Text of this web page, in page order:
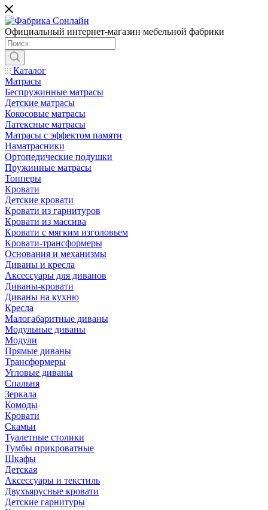
Официальный интернет-магазин мебельной фабрики
Каталог
Матрасы
Беспружинные матрасы
Детские матрасы
Кокосовые матрасы
Латексные матрасы
Матрасы с эффектом памяти
Наматрасники
Ортопедические подушки
Пружинные матрасы
Топперы
Кровати
Детские кровати
Кровати из гарнитуров
Кровати из массива
Кровати с мягким изголовьем
Кровати-трансформеры
Основания и механизмы
Диваны и кресла
Аксессуары для диванов
Диваны-кровати
Диваны на кухню
Кресла
Малогабаритные диваны
Модульные диваны
Модули
Прямые диваны
Трансформеры
Угловые диваны
Спальня
Зеркала
Комоды
Кровати
Скамьи
Туалетные столики
Тумбы прикроватные
Шкафы
Детская
Аксессуары и текстиль
Двухъярусные кровати
Детские гарнитуры